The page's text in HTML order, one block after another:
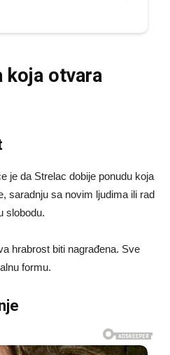
koja otvara
je da Strelac dobije ponudu koja
saradnju sa novim ljudima ili rad
slobodu.
hrabrost biti nagrađena. Sve
formu.